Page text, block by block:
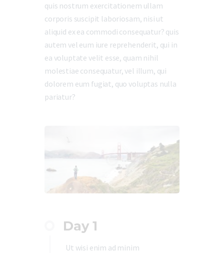
quis nostrum exercitationem ullam
corporis suscipit laboriosam, nisi ut
aliquid ex ea commodi consequatur? quis
autem vel eum iure reprehenderit, qui in
ea voluptate velit esse, quam nihil
molestiae consequatur, vel illum, qui
dolorem eum fugiat, quo voluptas nulla
pariatur?
Day 1
Ut wisi enim ad minim